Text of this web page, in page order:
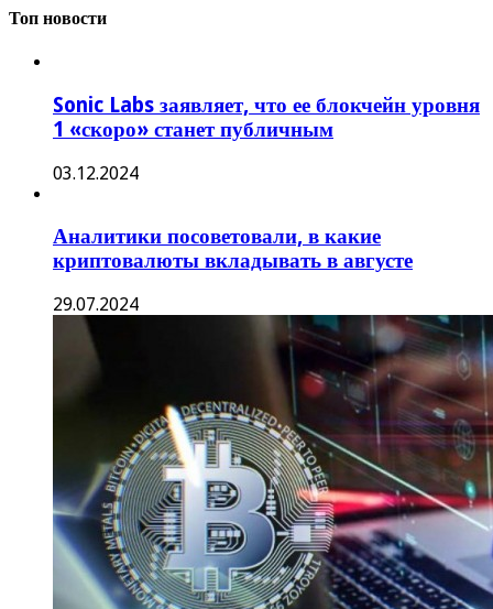
Топ новости
Sonic Labs заявляет, что ее блокчейн уровня
1 «скоро» станет публичным
03.12.2024
Аналитики посоветовали, в какие
криптовалюты вкладывать в августе
29.07.2024